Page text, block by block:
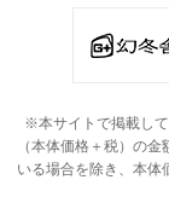
※本サイトで掲載し
（本体価格＋税）の金
いる場合を除き、本体